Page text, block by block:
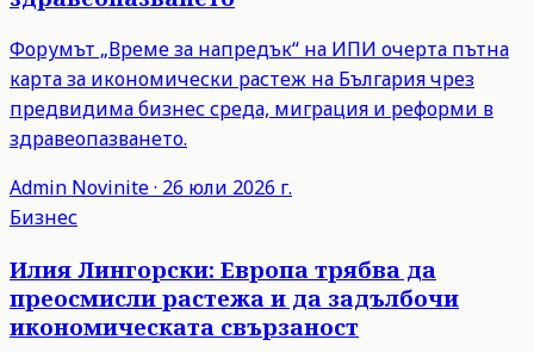
Форумът „Време за напредък“ на ИПИ очерта пътна
карта за икономически растеж на България чрез
предвидима бизнес среда, миграция и реформи в
здравеопазването.
Admin Novinite· 26 юли 2026 г.
Бизнес
Илия Лингорски: Европа трябва да
преосмисли растежа и да задълбочи
икономическата свързаност